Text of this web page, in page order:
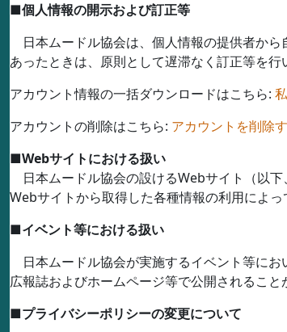
■個人情報の開示および訂正等
日本ムードル協会は、個人情報の提供者か
あったときは、原則として遅滞なく訂正等を行
アカウント情報の一括ダウンロードはこちら:
アカウントの削除はこちら: アカウントを削除
■Webサイトにおける扱い
日本ムードル協会の設けるWebサイト（以
Webサイトから取得した各種情報の利用によ
■イベント等における扱い
日本ムードル協会が実施するイベント等に
広報誌およびホームページ等で公開されるこ
■プライバシーポリシーの変更について